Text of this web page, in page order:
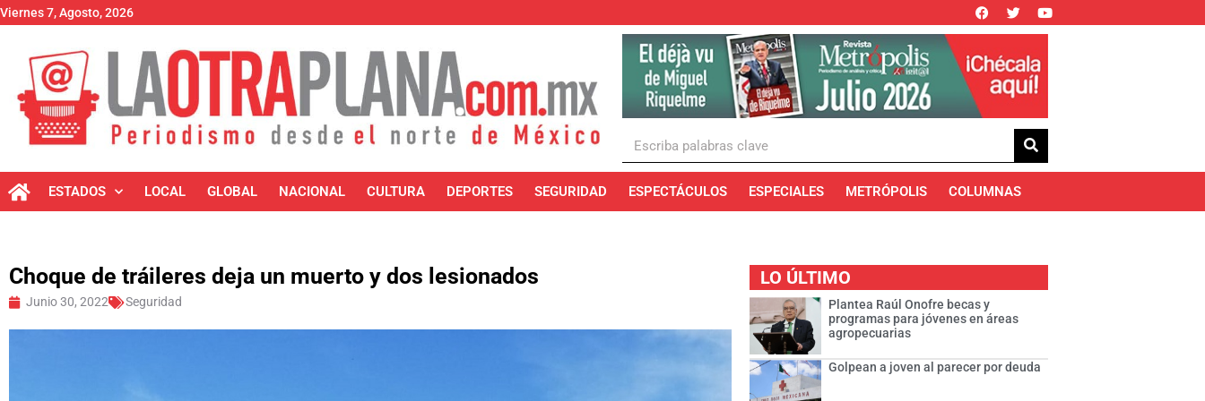
Viernes 7, Agosto, 2026
ESTADOS LOCAL GLOBAL NACIONAL CULTURA DEPORTES SEGURIDAD ESPECTÁCULOS ESPECIALES METRÓPOLIS COLUMNAS
Choque de tráileres deja un muerto y dos lesionados
Junio 30, 2022 Seguridad
LO ÚLTIMO
Plantea Raúl Onofre becas y
programas para jóvenes en áreas
agropecuarias
Golpean a joven al parecer por deuda